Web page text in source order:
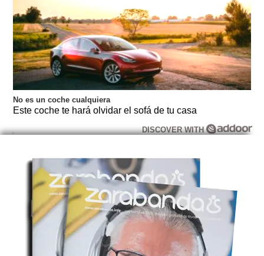
No es un coche cualquiera
Este coche te hará olvidar el sofá de tu casa
DISCOVER WITH